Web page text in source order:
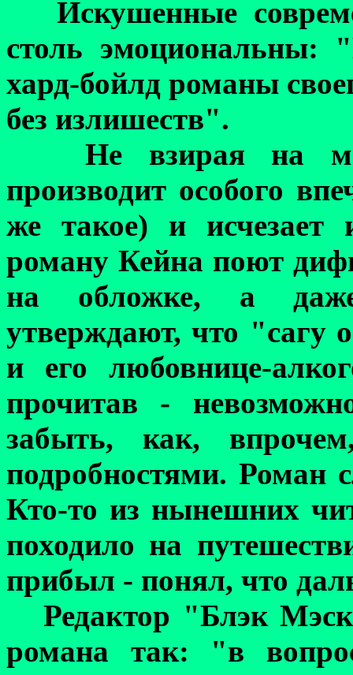
Искушенные
столь эмоциональны:
хард-бойлд романы
без излишеств".
Не взирая на
производит особого
же такое) и исчезает
роману Кейна поют
на обложке, а даже
утверждают, что "сагу
и его любовнице-
прочитав -
забыть, как,
подробностями. Роман
Кто-то из нынешних
походило на
прибыл - понял, что
Редактор "Блэк
романа так: "в